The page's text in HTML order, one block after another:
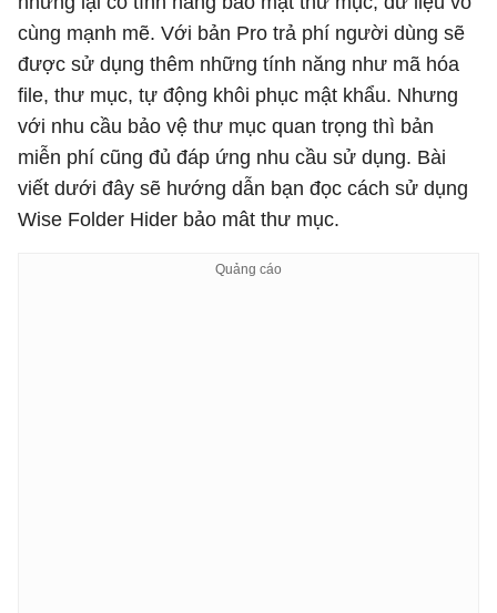
cùng mạnh mẽ. Với bản Pro trả phí người dùng sẽ
được sử dụng thêm những tính năng như mã hóa
file, thư mục, tự động khôi phục mật khẩu. Nhưng
với nhu cầu bảo vệ thư mục quan trọng thì bản
miễn phí cũng đủ đáp ứng nhu cầu sử dụng. Bài
viết dưới đây sẽ hướng dẫn bạn đọc cách sử dụng
Wise Folder Hider bảo mât thư mục.